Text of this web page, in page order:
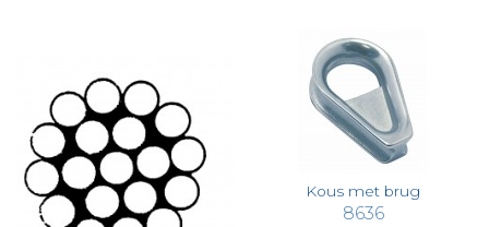
Kous met brug
8636